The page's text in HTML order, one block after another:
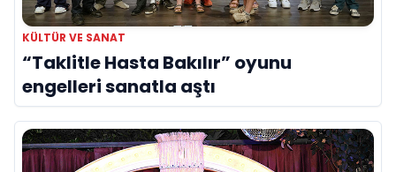
KÜLTÜR VE SANAT
“Taklitle Hasta Bakılır” oyunu
engelleri sanatla aştı